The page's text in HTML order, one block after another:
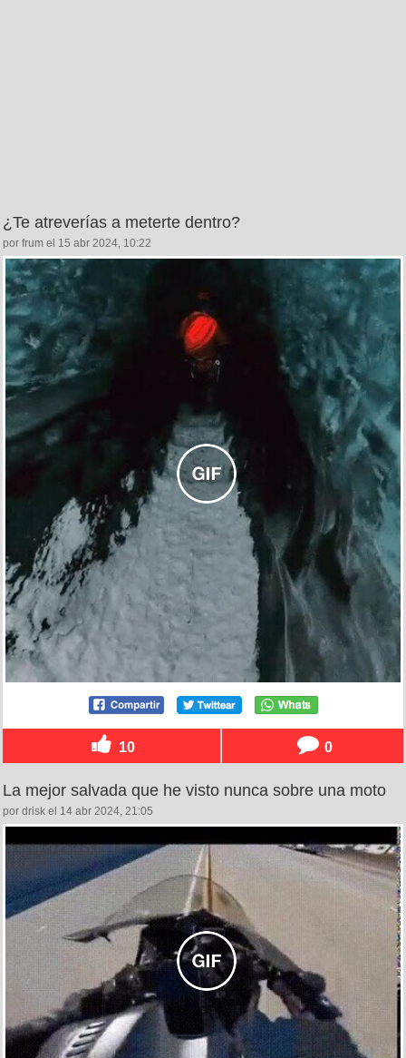
¿Te atreverías a meterte dentro?
por frum el 15 abr 2024, 10:22
10 0
La mejor salvada que he visto nunca sobre una moto
por drisk el 14 abr 2024, 21:05